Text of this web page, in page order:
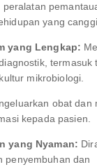
peralatan
yang
yang Lengkap:
termasuk
mikrobiologi.
obat dan
kepada pasien.
yang Nyaman:
penyembuhan dan